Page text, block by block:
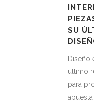
SU
Diseño
último
para